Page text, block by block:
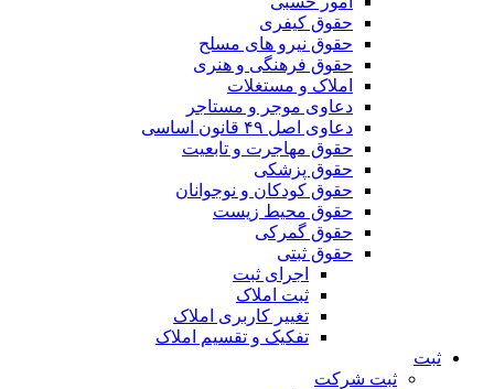
حقوق کیفری
حقوق نیرو های مسلح
حقوق فرهنگی و هنری
املاک و مستغلات
دعاوی موجر و مستاجر
دعاوی اصل ۴۹ قانون اساسی
حقوق مهاجرت و تابعیت
حقوق پزشکی
حقوق کودکان و نوجوانان
حقوق محیط زیست
حقوق گمرکی
حقوق ثبتی
اجرای ثبت
ثبت املاک
تغییر کاربری املاک
تفکیک و تقسیم املاک
ثبت
ثبت شرکت